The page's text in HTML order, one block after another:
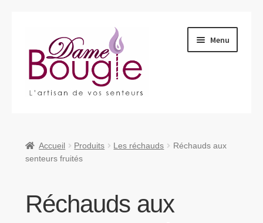
à
la
navigation
au
contenu
Menu
Produits
Nous contacter
Accueil Produits Les réchauds
Réchauds aux
senteurs fruités
Réchauds aux